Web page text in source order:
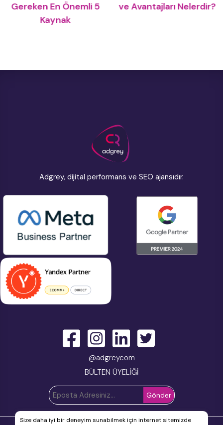
Gereken En Önemli 5
Kaynak
ve Avantajları Nelerdir?
Adgrey, dijital performans ve SEO ajansıdır.
@adgreycom
BÜLTEN ÜYELİĞİ
Size daha iyi bir deneyim sunabilmek için internet sitemizde